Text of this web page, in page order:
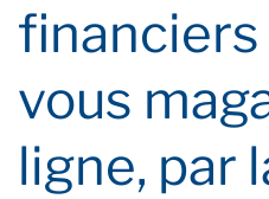
vous
ligne, par